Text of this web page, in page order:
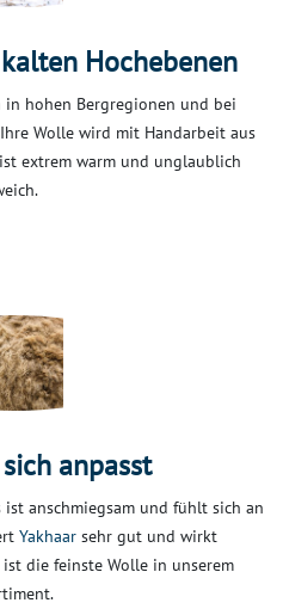
Hochebenen
in hohen Bergregionen und bei
Wolle wird mit Handarbeit aus
extrem warm und unglaublich
anpasst
ist anschmiegsam und fühlt sich an
Yakhaar sehr gut und wirkt
die feinste Wolle in unserem